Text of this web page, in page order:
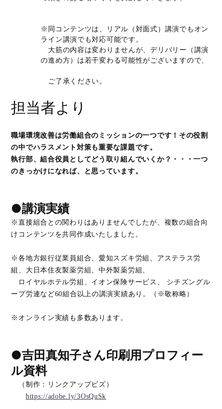
※同コンテンツは、リアル（対面式）講演でもオン
ライン講演でも対応可能です。
大筋の内容は変わりませんが、デリバリー（講演
の進め方）は若干変わる可能性がございますので、
ご了承ください。
担当者より
職場環境改善は労働組合のミッションの一つです！その役割
の中でハラスメント対策も重要な課題です。
執行部、組合役員としてどう取り組んでいくか？・・・一つ
のきっかけになれば、と思っています。
●講演実績
※直接組合との関わりはありませんでしたが、複数の組合向
けコンテンツを共同作成いたしました。
※各地方銀行従業員組合、愛知スズキ労組、アステラス労
組、大日本住友製薬労組、中外製薬労組、
ロイヤルホテル労組、イオン保険サービス、 シチズングル
ープ労連など60組合以上の講演実績あり。（※敬称略）
※オンライン実績も多数あります。
●吉田真知子さん印刷用プロフィー
ル資料
（制作：リンクアップビズ）
https://adobe.ly/3OsQuSk